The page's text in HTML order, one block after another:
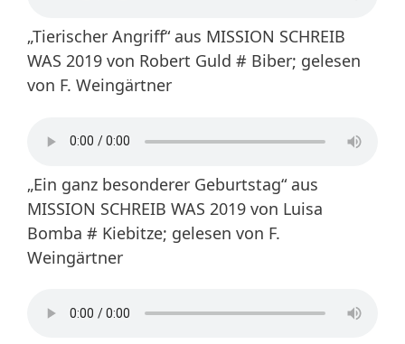
„Tierischer Angriff“ aus MISSION SCHREIB
WAS 2019 von Robert Guld # Biber; gelesen
von F. Weingärtner
„Ein ganz besonderer Geburtstag“ aus
MISSION SCHREIB WAS 2019 von Luisa
Bomba # Kiebitze; gelesen von F.
Weingärtner